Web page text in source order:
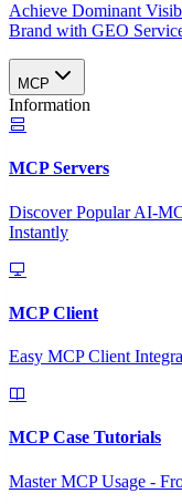
Achieve Dominant
Brand with GEO
MCP
Information
MCP Servers
Discover Popular AI-
Instantly
MCP Client
Easy MCP Client
MCP Case Tutorials
Master MCP Usage -